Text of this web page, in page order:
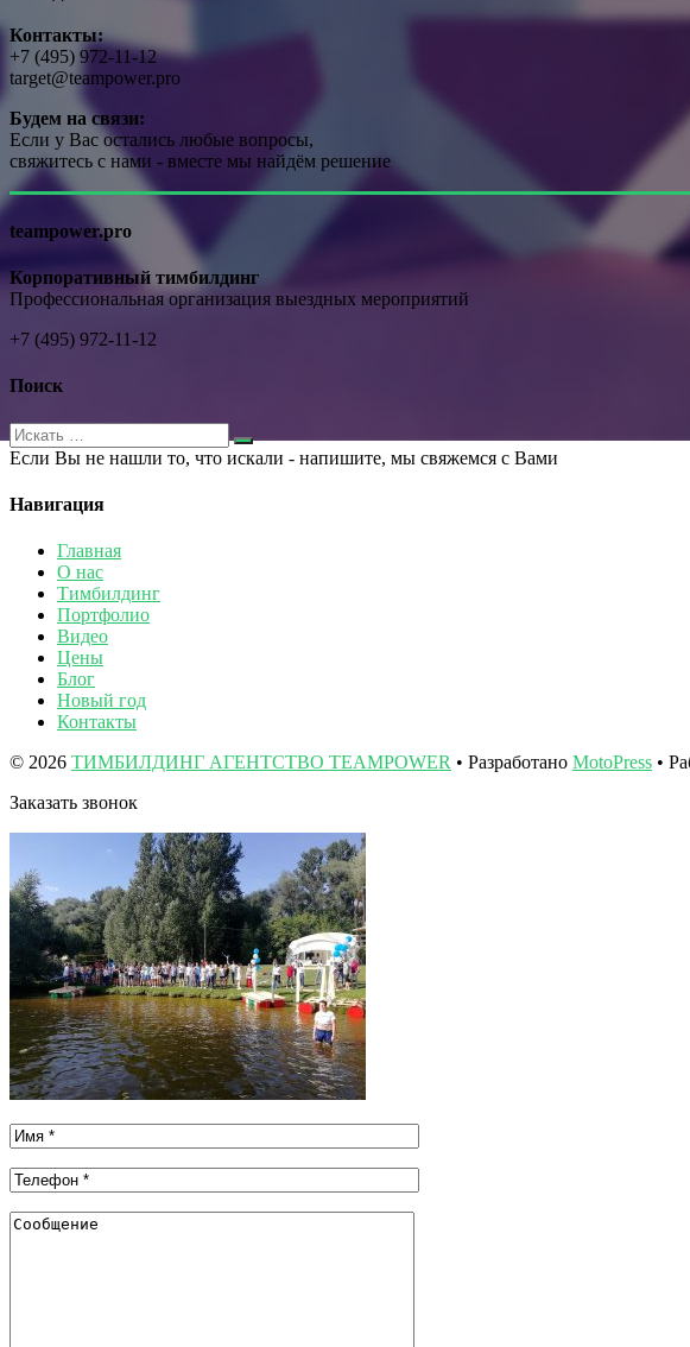
Контакты:
+7 (495) 972-11-12
target@teampower.pro
Будем на связи:
Если у Вас остались любые вопросы,
свяжитесь с нами - вместе мы найдём решение
teampower.pro
Корпоративный тимбилдинг
Профессиональная организация выездных мероприятий
+7 (495) 972-11-12
Поиск
Если Вы не нашли то, что искали - напишите, мы свяжемся с Вами
Навигация
Главная
О нас
Тимбилдинг
Портфолио
Видео
Цены
Блог
Новый год
Контакты
© 2026 ТИМБИЛДИНГ АГЕНТСТВО TEAMPOWER • Разработано MotoPress •
Заказать звонок